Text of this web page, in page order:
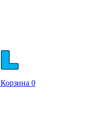
Корзина 0